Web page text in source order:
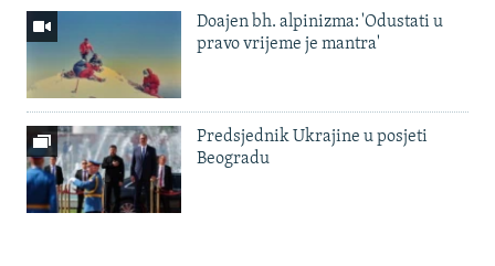
Doajen bh. alpinizma: 'Odustati u
pravo vrijeme je mantra'
Predsjednik Ukrajine u posjeti
Beogradu